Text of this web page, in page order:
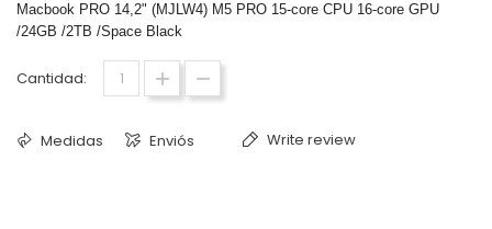
Macbook PRO 14,2" (MJLW4) M5 PRO 15-core CPU 16-core GPU
/24GB /2TB /Space Black
Cantidad:
Medidas Enviós Write review